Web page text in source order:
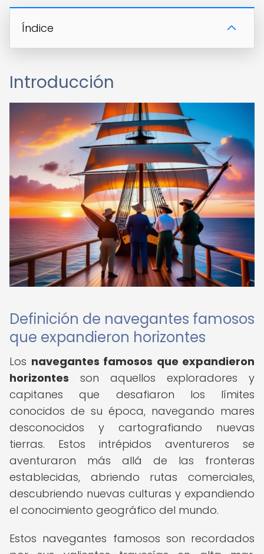
Índice
Introducción
Definición de navegantes famosos
que expandieron horizontes
Los navegantes famosos que expandieron
horizontes son aquellos exploradores y
capitanes que desafiaron los límites
conocidos de su época, navegando mares
desconocidos y cartografiando nuevas
tierras. Estos intrépidos aventureros se
aventuraron más allá de las fronteras
establecidas, abriendo rutas comerciales,
descubriendo nuevas culturas y expandiendo
el conocimiento geográfico del mundo.
Estos navegantes famosos son recordados